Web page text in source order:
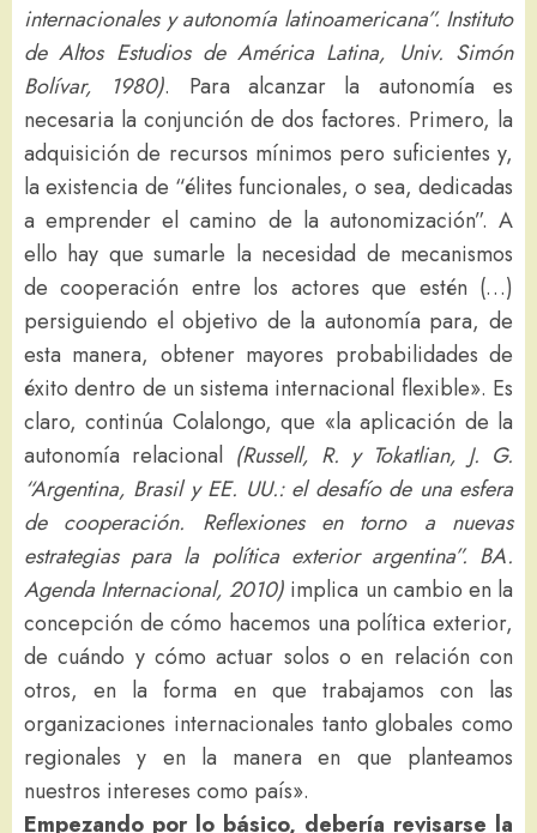
internacionales y autonomía latinoamericana”. Instituto
de Altos Estudios de América Latina, Univ. Simón
Bolívar, 1980). Para alcanzar la autonomía es
necesaria la conjunción de dos factores. Primero, la
adquisición de recursos mínimos pero suficientes y,
la existencia de “élites funcionales, o sea, dedicadas
a emprender el camino de la autonomización”. A
ello hay que sumarle la necesidad de mecanismos
de cooperación entre los actores que estén (…)
persiguiendo el objetivo de la autonomía para, de
esta manera, obtener mayores probabilidades de
éxito dentro de un sistema internacional flexible». Es
claro, continúa Colalongo, que «la aplicación de la
autonomía relacional (Russell, R. y Tokatlian, J. G.
“Argentina, Brasil y EE. UU.: el desafío de una esfera
de cooperación. Reflexiones en torno a nuevas
estrategias para la política exterior argentina”. BA.
Agenda Internacional, 2010) implica un cambio en la
concepción de cómo hacemos una política exterior,
de cuándo y cómo actuar solos o en relación con
otros, en la forma en que trabajamos con las
organizaciones internacionales tanto globales como
regionales y en la manera en que planteamos
nuestros intereses como país».
Empezando por lo básico, debería revisarse la